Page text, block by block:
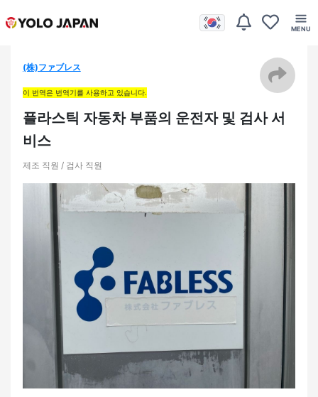
(株)ファブレス
이 번역은 번역기를 사용하고 있습니다.
플라스틱 자동차 부품의 운전자 및 검사 서
비스
제조 직원 / 검사 직원